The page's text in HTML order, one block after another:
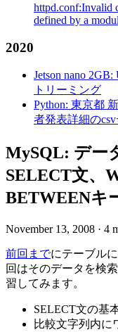
httpd.conf:Invalid
defined by a
2020
Jetson nano
トリーミング
Python: 東京都
者発表詳細の
MySQL: デー
SELECT文、
BETWEENキ
November 13, 2008 · 4
前回までにテーブル
回はそのデータを検
習してみます。
SELECT文の基
比較文字列内に